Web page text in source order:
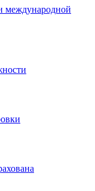
международной